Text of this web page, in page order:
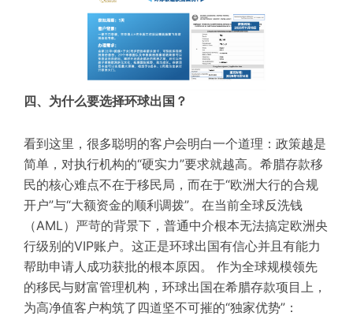
四、为什么要选择环球出国？
看到这里，很多聪明的客户会明白一个道理：政策越是
简单，对执行机构的“硬实力”要求就越高。希腊存款移
民的核心难点不在于移民局，而在于“欧洲大行的合规
开户”与“大额资金的顺利调拨”。在当前全球反洗钱
（AML）严苛的背景下，普通中介根本无法搞定欧洲央
行级别的VIP账户。这正是环球出国有信心并且有能力
帮助申请人成功获批的根本原因。 作为全球规模领先
的移民与财富管理机构，环球出国在希腊存款项目上，
为高净值客户构筑了四道坚不可摧的“独家优势”：